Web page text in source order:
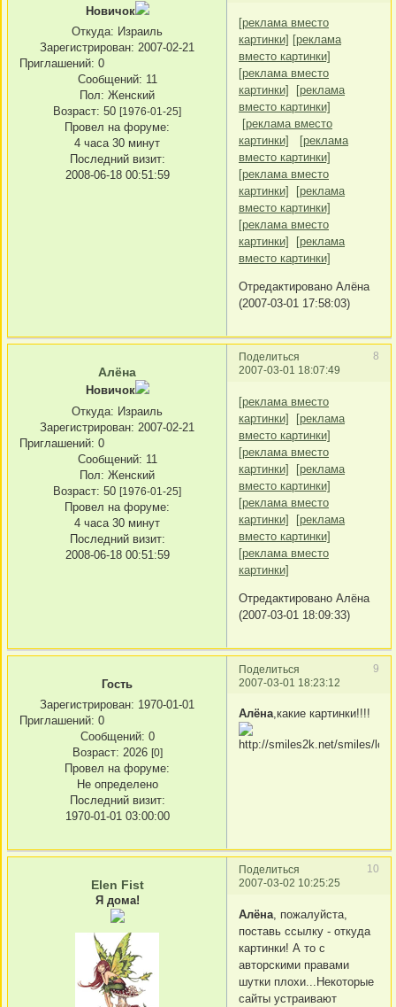
Новичок
Откуда: Израиль
Зарегистрирован: 2007-02-21
Приглашений: 0
Сообщений: 11
Пол: Женский
Возраст: 50 [1976-01-25]
Провел на форуме:
4 часа 30 минут
Последний визит:
2008-06-18 00:51:59
[реклама вместо
картинки] [реклама
вместо картинки]
[реклама вместо
картинки]
[реклама
вместо картинки]
[реклама вместо
картинки]
[реклама
вместо картинки]
[реклама вместо
картинки]
[реклама
вместо картинки]
[реклама вместо
картинки]
[реклама
вместо картинки]
Отредактировано Алёна
(2007-03-01 17:58:03)
Поделиться
8
2007-03-01 18:07:49
Алёна
Новичок
Откуда: Израиль
Зарегистрирован: 2007-02-21
Приглашений: 0
Сообщений: 11
Пол: Женский
Возраст: 50 [1976-01-25]
Провел на форуме:
4 часа 30 минут
Последний визит:
2008-06-18 00:51:59
[реклама вместо
картинки]
[реклама
вместо картинки]
[реклама вместо
картинки]
[реклама
вместо картинки]
[реклама вместо
картинки]
[реклама
вместо картинки]
[реклама вместо
картинки]
Отредактировано Алёна
(2007-03-01 18:09:33)
Поделиться
9
2007-03-01 18:23:12
Гость
Зарегистрирован: 1970-01-01
Приглашений: 0
Сообщений: 0
Возраст: 2026 [0]
Провел на форуме:
Не определено
Последний визит:
1970-01-01 03:00:00
Алёна,какие картинки!!!!
Поделиться
10
2007-03-02 10:25:25
Elen Fist
Я дома!
Алёна , пожалуйста,
поставь ссылку - откуда
картинки! А то с
авторскими правами
шутки плохи...Некоторые
сайты устраивают